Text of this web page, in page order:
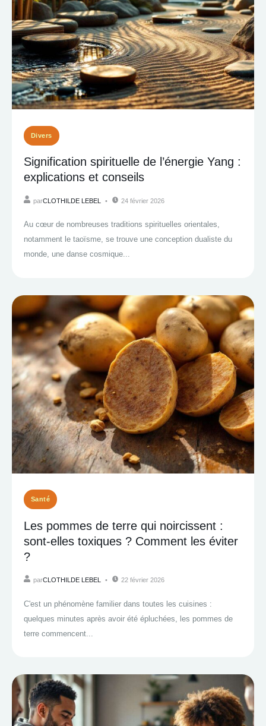
Divers
Signification spirituelle de l’énergie Yang :
explications et conseils
parCLOTHILDE LEBEL 24 février 2026
Au cœur de nombreuses traditions spirituelles orientales,
notamment le taoïsme, se trouve une conception dualiste du
monde, une danse cosmique...
Santé
Les pommes de terre qui noircissent :
sont-elles toxiques ? Comment les éviter
?
parCLOTHILDE LEBEL 22 février 2026
C'est un phénomène familier dans toutes les cuisines :
quelques minutes après avoir été épluchées, les pommes de
terre commencent...